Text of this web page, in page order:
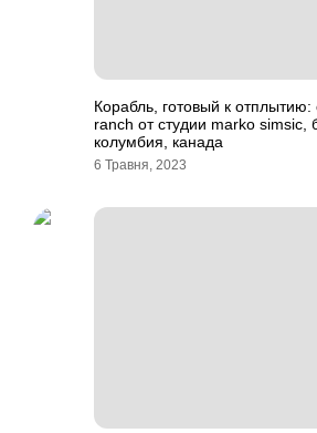
Корабль, готовый к
ranch от студии marko simsic,
колумбия, канада
6 Травня, 2023